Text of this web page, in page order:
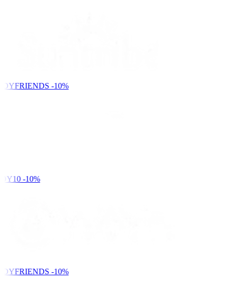
-10%
-10%
-10%